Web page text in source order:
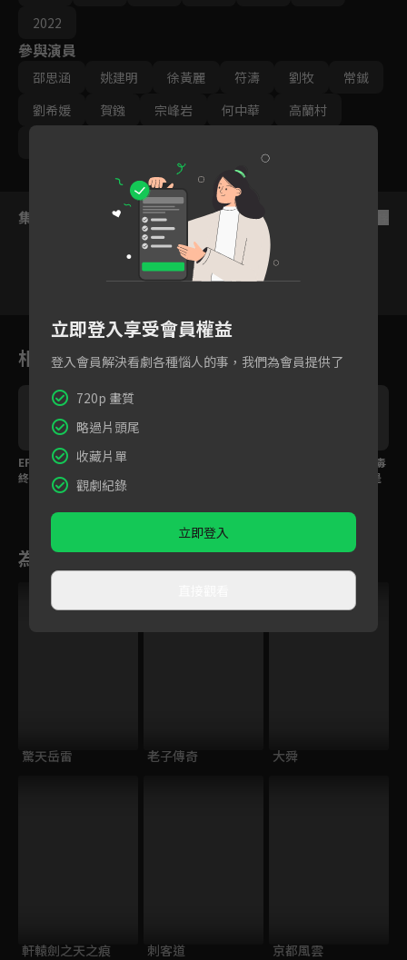
2022
參與演員
邵思涵 姚建明 徐黃麗 符濤 劉牧
常鋮
劉希媛
賀鏹 宗峰岩 何中華
高蘭村
集數列表
21 22 23
相關花絮
EP37預告：劇情邁向最
終章，命運多舛張仲景
將被處死...
EP27預告：是誰痛下毒
手？太守大人是生還是
為您推薦
驚天岳雷 老子傳奇 大舜
軒轅劍之天之痕 刺客道 京都風雲
立即登入享受會員權益
登入會員解決看劇各種惱人的事，我們為會員提供了
720p 畫質
略過片頭尾
收藏片單
觀劇紀錄
立即登入